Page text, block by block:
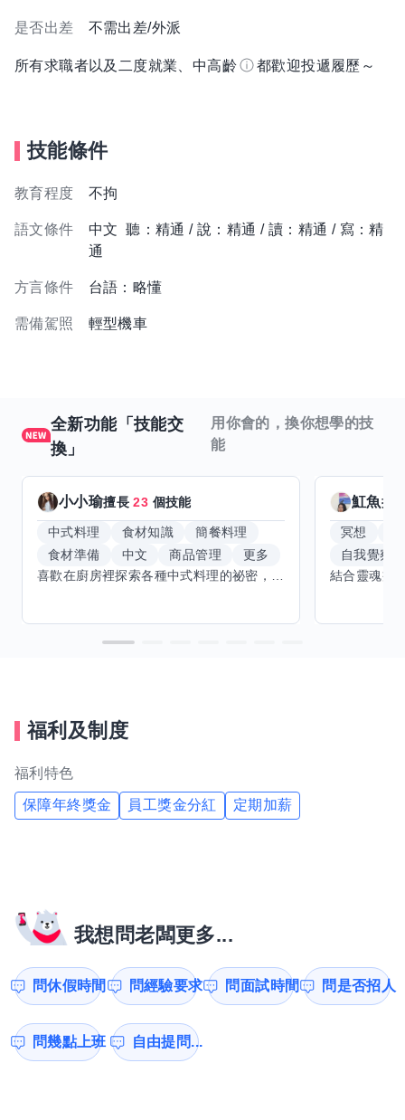
是否出差 不需出差/外派
所有求職者以及二度就業、中高齡 都歡迎投遞履歷～
技能條件
教育程度 不拘
語文條件
中文 聽：精通 / 說：精通 / 讀：精通 / 寫：精
通
方言條件 台語：略懂
需備駕照 輕型機車
全新功能「技能交
換」
用你會的，換你想學的技
能
小小瑜擅長23 個技能
中式料理 食材知識
簡餐料理
食材準備
中文 商品管理
更多
魟魚擅
冥想
自我覺察
福利及制度
福利特色
保障年終獎金 員工獎金分紅 定期加薪
我想問老闆更多...
問休假時間 問經驗要求 問面試時間 問是否招人
問幾點上班 自由提問...